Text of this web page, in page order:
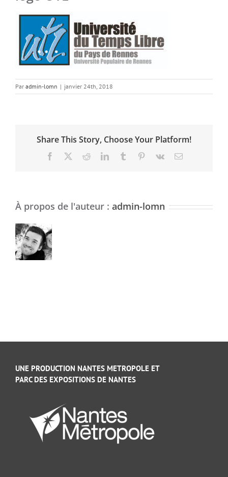
Par admin-lomn | janvier 24th, 2018
Share This Story, Choose Your Platform!
Facebook RedditLinkedInTumblr Pinterest
Vk Email
À propos de l'auteur : admin-lomn
UNE PRODUCTION NANTES METROPOLE ET
PARC DES EXPOSITIONS DE NANTES